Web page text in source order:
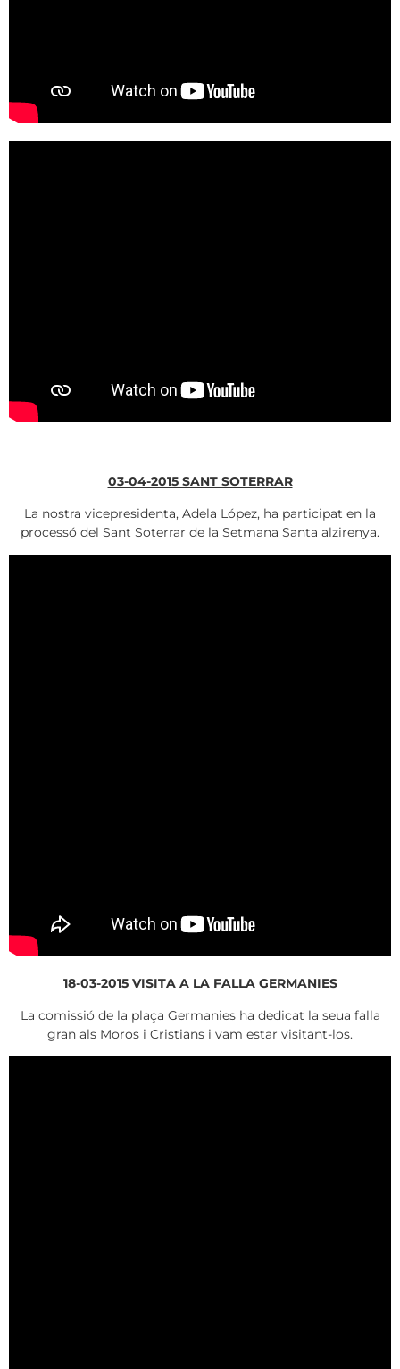
03-04-2015 SANT SOTERRAR
La nostra vicepresidenta, Adela López, ha participat en la
processó del Sant Soterrar de la Setmana Santa alzirenya.
18-03-2015 VISITA A LA FALLA GERMANIES
La comissió de la plaça Germanies ha dedicat la seua falla
gran als Moros i Cristians i vam estar visitant-los.